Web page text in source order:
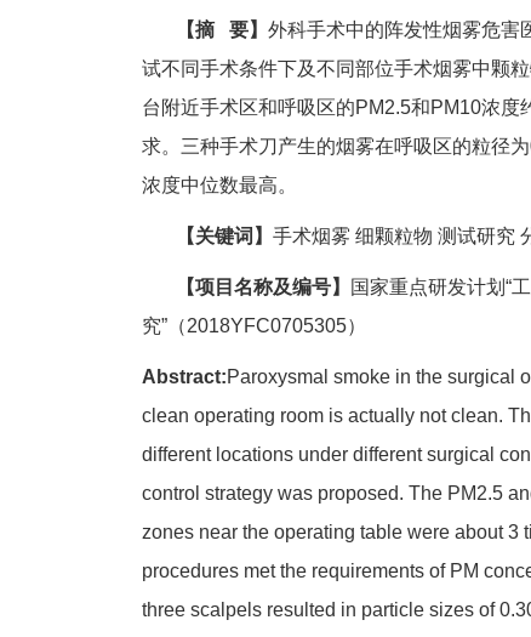
【摘 要】 外科手术中的阵发性烟雾危害
试不同手术条件下及不同部位手术烟雾中颗
台附近手术区和呼吸区的PM2.5和PM10浓
求。三种手术刀产生的烟雾在呼吸区的粒径
浓度中位数最高。
【关键词】 手术烟雾 细颗粒物 测试研究
【项目名称及编号】
国家重点研发计划“
究”（2018YFC0705305）
Abstract:Paroxysmal smoke in the surgical
clean operating room is actually not clean.
different locations under different surgical
control strategy was proposed. The PM2.5
zones near the operating table were about 3
procedures met the requirements of PM
three scalpels resulted in particle sizes of